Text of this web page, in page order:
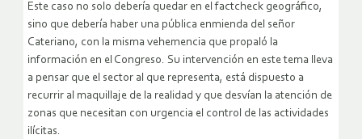
Este caso no solo debería quedar en el factcheck geográfico,
sino que debería haber una pública enmienda del señor
Cateriano, con la misma vehemencia que propaló la
información en el Congreso. Su intervención en este tema lleva
a pensar que el sector al que representa, está dispuesto a
recurrir al maquillaje de la realidad y que desvían la atención de
zonas que necesitan con urgencia el control de las actividades
ilícitas.